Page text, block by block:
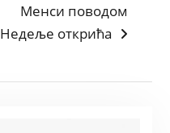
Менси поводом
Недеље открића